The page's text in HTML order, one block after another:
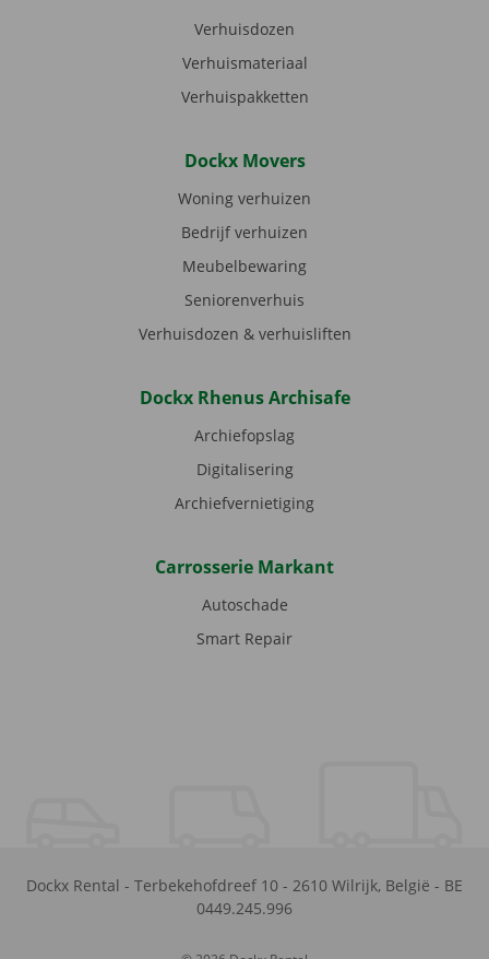
Verhuisdozen
Verhuismateriaal
Verhuispakketten
Dockx Movers
Woning verhuizen
Bedrijf verhuizen
Meubelbewaring
Seniorenverhuis
Verhuisdozen & verhuisliften
Dockx Rhenus Archisafe
Archiefopslag
Digitalisering
Archiefvernietiging
Carrosserie Markant
Autoschade
Smart Repair
Dockx Rental - Terbekehofdreef 10 - 2610 Wilrijk, België - BE
0449.245.996